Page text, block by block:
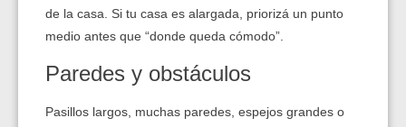
de la casa. Si tu casa es alargada, priorizá un punto
medio antes que “donde queda cómodo”.
Paredes y obstáculos
Pasillos largos, muchas paredes, espejos grandes o